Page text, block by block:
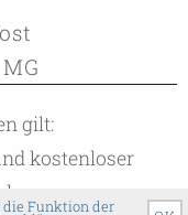
gilt:
kostenloser
die Funktion der